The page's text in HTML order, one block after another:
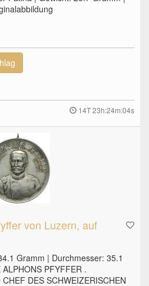
14T 23h:24m:03s
von Luzern, auf
Gramm | Durchmesser: 35.1
PFYFFER .
DES SCHWEIZERISCHEN